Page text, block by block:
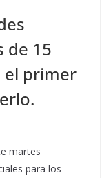
de 15
el primer
martes
para los